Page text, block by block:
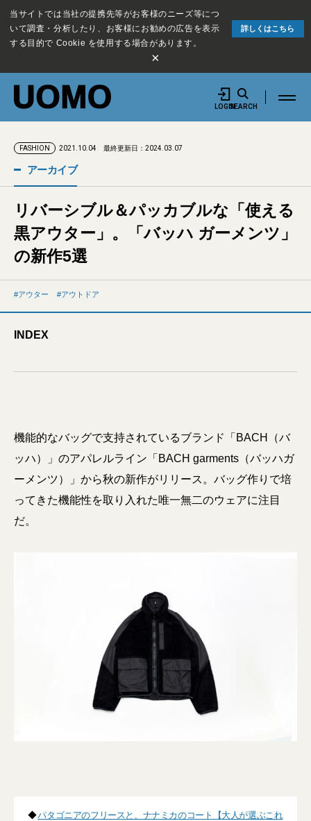
当サイトでは当社の提携先等がお客様のニーズ等につ
いて調査・分析したり、お客様にお勧めの広告を表示
する目的で Cookie を使用する場合があります。
詳しくはこちら
×
LOGINSEARCH
FASHION 2021.10.04 最終更新日：2024.03.07
アーカイブ
リバーシブル＆パッカブルな「使える
黒アウター」。「バッハ ガーメンツ」
の新作5選
アウター アウトドア
INDEX
機能的なバッグで支持されているブランド「BACH（バ
ッハ）」のアパレルライン「BACH garments（バッハガ
ーメンツ）」から秋の新作がリリース。バッグ作りで培
ってきた機能性を取り入れた唯一無二のウェアに注目
だ。
◆パタゴニアのフリースと、ナナミカのコート【大人が選ぶこれ